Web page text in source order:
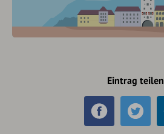
Eintrag teilen